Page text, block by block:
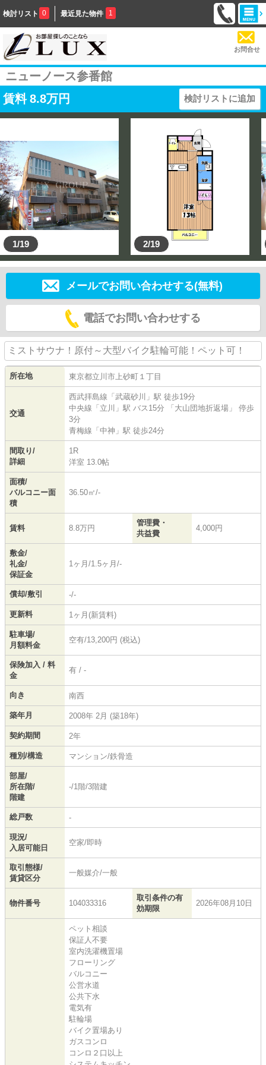
検討リスト 0 最近見た物件 1
お問合せ
ニューノース参番館
賃料 8.8万円 検討リストに追加
1/19 2/19
メールでお問い合わせする(無料)
電話でお問い合わせする
ミストサウナ！原付～大型バイク駐輪可能！ペット可！
所在地 東京都立川市 上砂町 １丁目
交通
西武拝島線 「武蔵砂川 」駅 徒歩19分
中央線 「立川 」駅 バス15分 「大山団地折返場」 停歩
3分
青梅線 「中神 」駅 徒歩24分
間取り/
詳細
1R
洋室 13.0帖
面積/
バルコニー面
積
36.50㎡/-
賃料 8.8万円
管理費・
共益費
4,000円
敷金/
礼金/
保証金
1ヶ月/1.5ヶ月/-
償却/敷引 -/-
更新料 1ヶ月(新賃料)
駐車場/
月額料金
空有/13,200円 (税込)
保険加入 / 料
金
有 / -
向き 南西
築年月 2008年 2月 (築18年)
契約期間 2年
種別/構造 マンション/鉄骨造
部屋/
所在階/
階建
-/1階/3階建
総戸数 -
現況/
入居可能日
空家/即時
取引態様/
賃貸区分
一般媒介/一般
物件番号 104033316
取引条件の有
効期限
2026年08月10日
ペット相談
保証人不要
室内洗濯機置場
フローリング
バルコニー
公営水道
公共下水
電気有
駐輪場
バイク置場あり
ガスコンロ
コンロ２口以上